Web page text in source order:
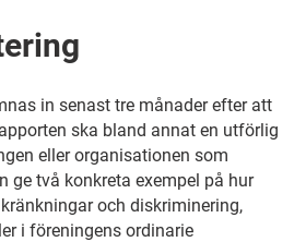
in senast tre månader efter att
ska bland annat en utförlig
eller organisationen som
ge två konkreta exempel på hur
och diskriminering,
i föreningens ordinarie